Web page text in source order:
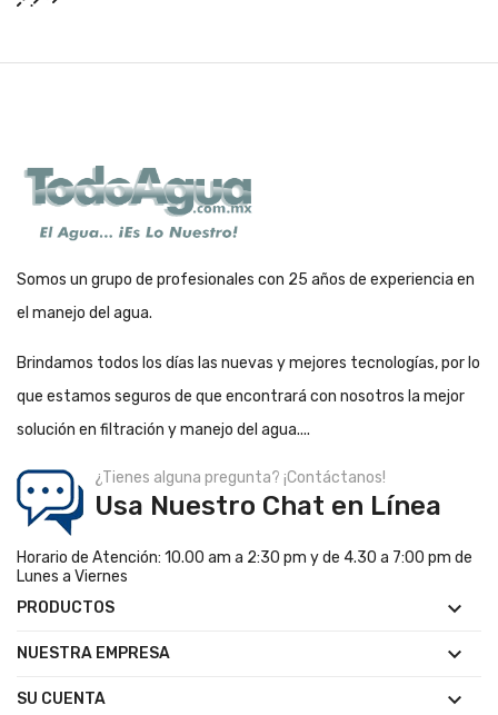
Somos un grupo de profesionales con 25 años de experiencia en
el manejo del agua.
Brindamos todos los días las nuevas y mejores tecnologías, por lo
que estamos seguros de que encontrará con nosotros la mejor
solución en filtración y manejo del agua....
¿Tienes alguna pregunta? ¡Contáctanos!
Usa Nuestro Chat en Línea
Horario de Atención: 10.00 am a 2:30 pm y de 4.30 a 7:00 pm de
Lunes a Viernes
PRODUCTOS

NUESTRA EMPRESA 
SU CUENTA 